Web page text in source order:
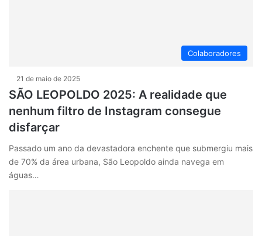
Colaboradores
21 de maio de 2025
SÃO LEOPOLDO 2025: A realidade que
nenhum filtro de Instagram consegue
disfarçar
Passado um ano da devastadora enchente que submergiu mais
de 70% da área urbana, São Leopoldo ainda navega em
águas…